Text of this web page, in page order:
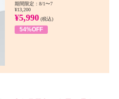
期間限定：8/1〜7
¥13,200
¥5,990 (税込)
54%OFF